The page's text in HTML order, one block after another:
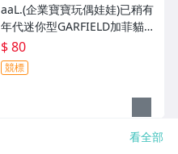
aaL.(企業寶寶玩偶娃娃)已稍有
年代迷你型GARFIELD加菲貓
拿紅色心型造型公仔!--保存良
好值得收藏!/6房樂箱1
$ 80
競標
看全部